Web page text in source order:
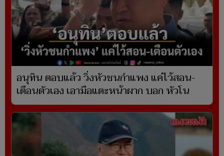
อนุทิน ตอบแล้ว วิ่งหัวชนกำแพง แค่ไว้สอน-
เตือนตัวเอง เอามือแตะหน้าผาก บอก หัวโน